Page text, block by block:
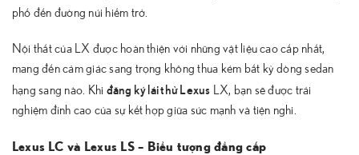
phố đến đường núi hiểm trở.
Nội thất của LX được hoàn thiện với những vật liệu cao cấp nhất,
mang đến cảm giác sang trọng không thua kém bất kỳ dòng sedan
hạng sang nào. Khi đăng ký lái thử Lexus LX, bạn sẽ được trải
nghiệm đỉnh cao của sự kết hợp giữa sức mạnh và tiện nghi.
Lexus LC và Lexus LS – Biểu tượng đẳng cấp